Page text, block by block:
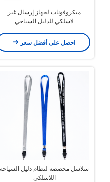
ميكروفونات لجهاز إرسال غير
لاسلكي للدليل السياحي
احصل على أفضل سعر
سلاسل مخصصة لنظام دليل السياحة
اللاسلكي